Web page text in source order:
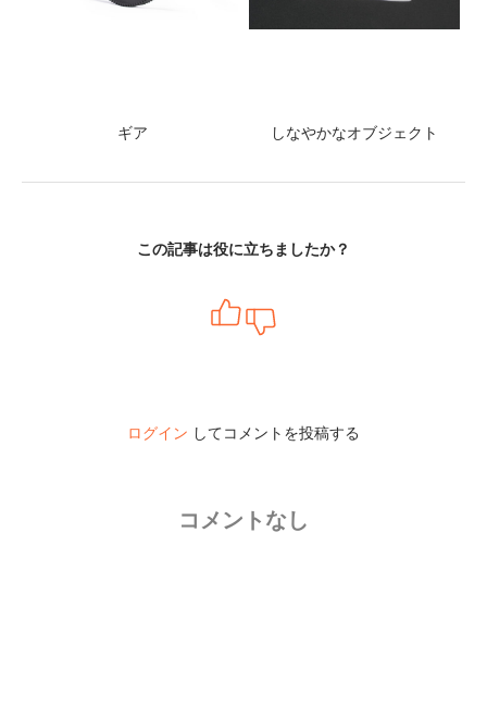
ギア しなやかなオブジェクト
この記事は役に立ちましたか？
ログイン してコメントを投稿する
コメントなし